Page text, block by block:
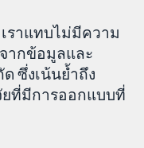
ราแทบไม่มีความ
ากข้อมูลและ
ซึ่งเน้นย้ำถึง
ที่มีการออกแบบที่